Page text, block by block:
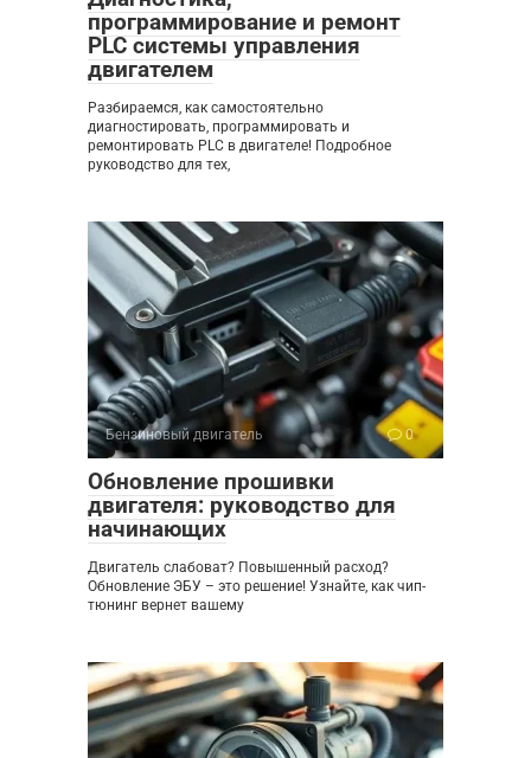
программирование и ремонт
PLC системы управления
двигателем
Разбираемся, как самостоятельно
диагностировать, программировать и
ремонтировать PLC в двигателе! Подробное
руководство для тех,
Бензиновый двигатель 0
Обновление прошивки
двигателя: руководство для
начинающих
Двигатель слабоват? Повышенный расход?
Обновление ЭБУ – это решение! Узнайте, как чип-
тюнинг вернет вашему